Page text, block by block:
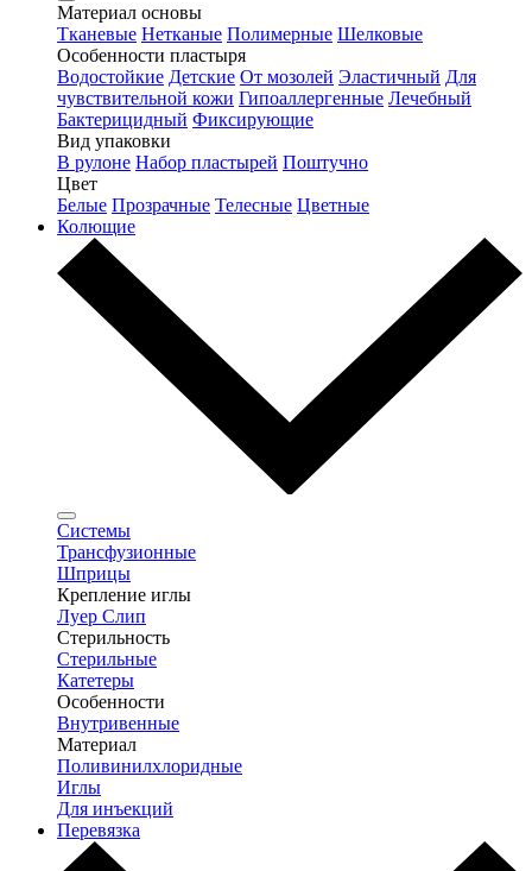
Материал основы
Тканевые Нетканые Полимерные Шелковые
Особенности пластыря
Водостойкие Детские От мозолей Эластичный Для
чувствительной кожи Гипоаллергенные Лечебный
Бактерицидный Фиксирующие
Вид упаковки
В рулоне Набор пластырей Поштучно
Цвет
Белые Прозрачные Телесные Цветные
Колющие
Системы
Трансфузионные
Шприцы
Крепление иглы
Луер Слип
Стерильность
Стерильные
Катетеры
Особенности
Внутривенные
Материал
Поливинилхлоридные
Иглы
Для инъекций
Перевязка